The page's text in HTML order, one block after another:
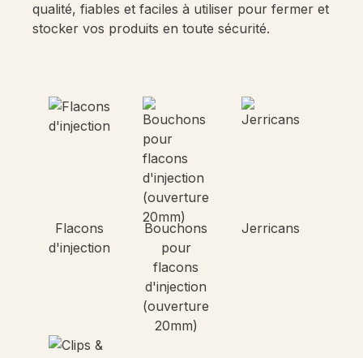
qualité, fiables et faciles à utiliser pour fermer et
stocker vos produits en toute sécurité.
Flacons
d'injection
Bouchons
pour
flacons
d'injection
(ouverture
20mm)
Jerricans